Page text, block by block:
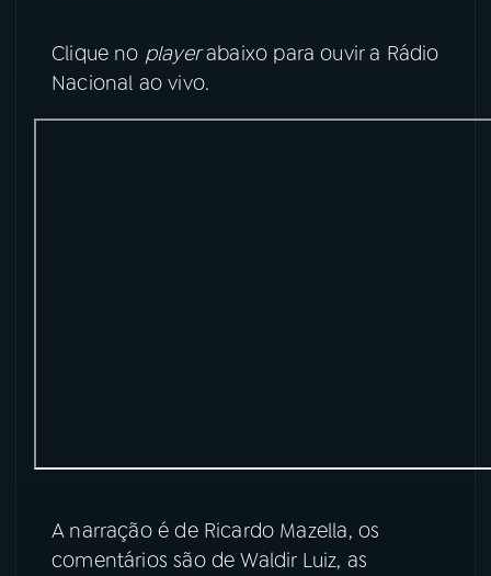
Clique no playerabaixo para ouvir a Rádio
Nacional ao vivo.
A narração é de Ricardo Mazella, os
comentários são de Waldir Luiz, as